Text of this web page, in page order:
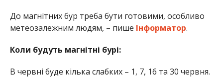
До магнітних бур треба бути готовими, особливо
метеозалежним людям, – пише Інформатор.
Коли будуть магнітні бурі:
В червні буде кілька слабких – 1, 7, 16 та 30 червня.